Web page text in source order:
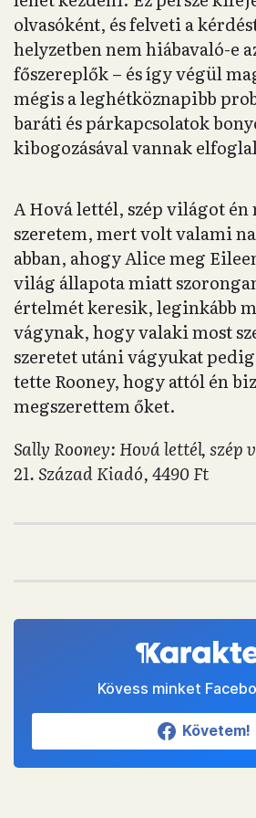
olvasóként, és felveti a
helyzetben nem hiábavaló-e
főszereplők – és így végül
mégis a leghétköznapibb
baráti és párkapcsolatok
kibogozásával vannak
A Hová lettél, szép világot én
szeretem, mert volt valami
abban, ahogy Alice meg
világ állapota miatt
értelmét keresik, leginkább
vágynak, hogy valaki most
szeretet utáni vágyukat
tette Rooney, hogy attól én
megszerettem őket.
Sally Rooney: Hová lettél, szép
21. Század Kiadó, 4490 Ft
Kövess minket
Követem!